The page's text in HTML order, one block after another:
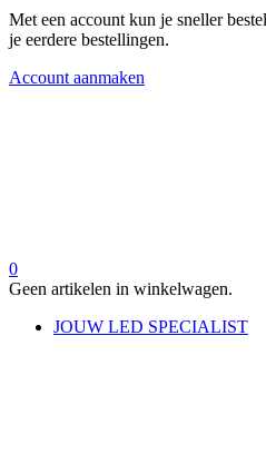
Met een account kun je sneller
je eerdere bestellingen.
Account aanmaken
0
Geen artikelen in winkelwagen.
JOUW LED SPECIALIST